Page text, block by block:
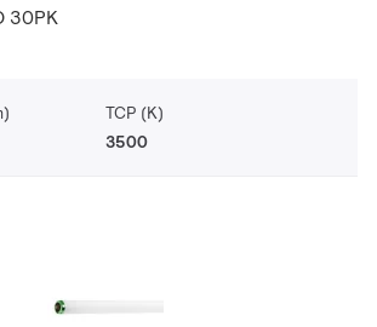
30PK
TCP (K)
3500